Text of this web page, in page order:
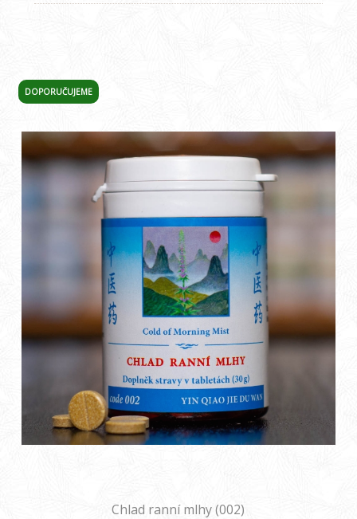
DOPORUČUJEME
Chlad ranní mlhy (002)